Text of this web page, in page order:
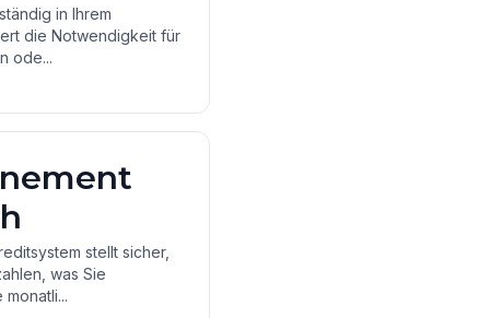
in Ihrem
die Notwendigkeit für
ode...
stellt sicher,
was Sie